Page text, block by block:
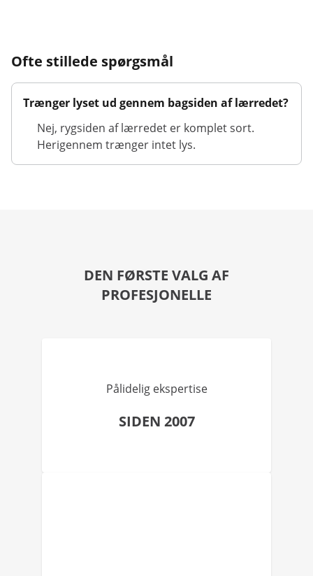
Ofte stillede spørgsmål
Trænger lyset ud gennem bagsiden af lærredet?
Nej, rygsiden af lærredet er komplet sort.
Herigennem trænger intet lys.
DEN FØRSTE VALG AF
PROFESJONELLE
Pålidelig ekspertise
SIDEN 2007